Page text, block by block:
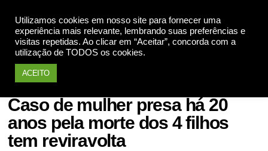
Utilizamos cookies em nosso site para fornecer uma
experiência mais relevante, lembrando suas preferências e
visitas repetidas. Ao clicar em “Aceitar”, concorda com a
utilização de TODOS os cookies.
ACEITO
Notícias
Caso de mulher presa há 20
anos pela morte dos 4 filhos
tem reviravolta